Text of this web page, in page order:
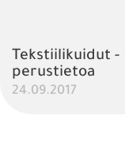
Tekstiilikuidut -
perustietoa
24.09.2017